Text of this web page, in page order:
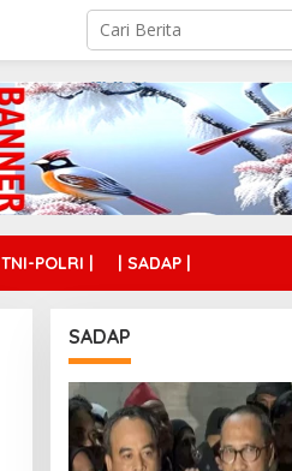
| TNI-POLRI | | SADAP |
SADAP